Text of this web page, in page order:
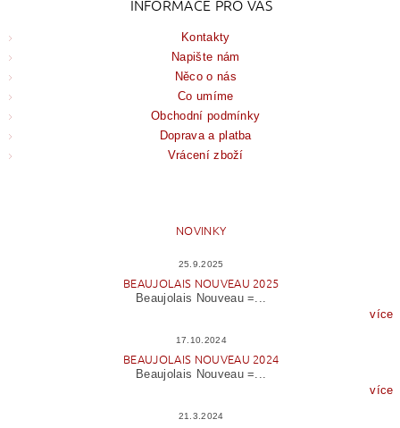
INFORMACE PRO VÁS
Kontakty
Napište nám
Něco o nás
Co umíme
Obchodní podmínky
Doprava a platba
Vrácení zboží
NOVINKY
25.9.2025
BEAUJOLAIS NOUVEAU 2025
Beaujolais Nouveau =...
více
17.10.2024
BEAUJOLAIS NOUVEAU 2024
Beaujolais Nouveau =...
více
21.3.2024